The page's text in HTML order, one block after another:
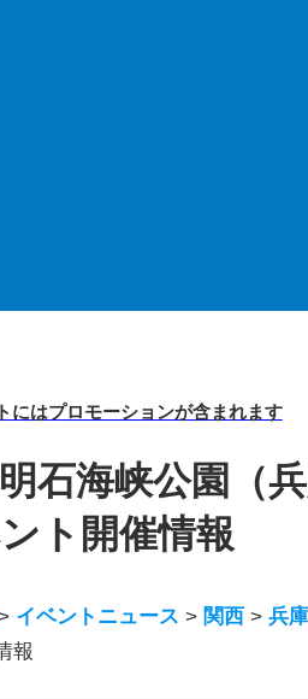
にはプロモーションが含まれます
石海峡公園（
ト開催情報
イベントニュース > 関西 >兵庫
報